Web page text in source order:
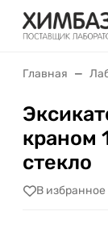
Главная
краном
стекло
В избранное